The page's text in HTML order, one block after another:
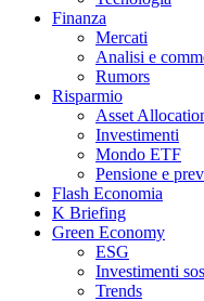
Finanza
Mercati
Analisi e
Rumors
Risparmio
Asset
Investimenti
Mondo ETF
Pensione e
Flash Economia
K Briefing
Green Economy
ESG
Investimenti
Trends